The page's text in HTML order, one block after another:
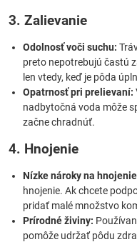
3. Zalievanie
Odolnosť voči suchu:
preto nepotrebujú častú
len vtedy, keď je pôda
Opatrnosť pri prelievaní:
nadbytočná voda môže
začne chradnúť.
4. Hnojenie
Nízke nároky na
hnojenie. Ak chcete
pridať malé množstvo
Prírodné živiny:
pomôže udržať pôdu